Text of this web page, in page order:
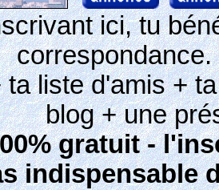
ici, tu
ta liste d'amis +
blog + une
gratuit -
indispensable